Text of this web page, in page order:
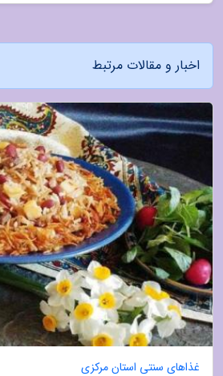
اخبار و مقالات مرتبط
غذاهای سنتی استان مرکزی